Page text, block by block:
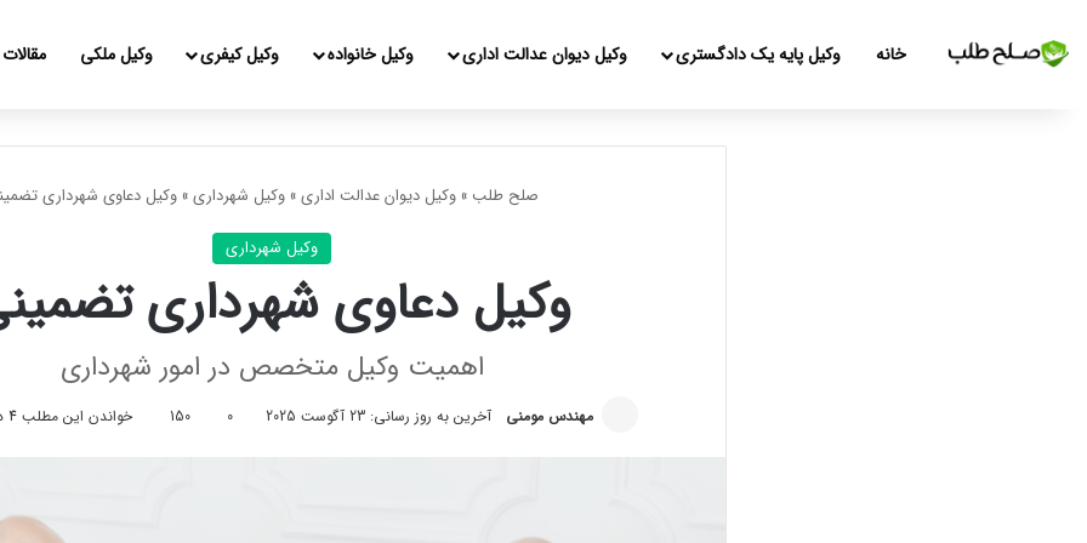
خانه وکیل پایه یک دادگستری وکیل دیوان عدالت اداری وکیل خانواده وکیل کیفری وکیل ملکی
صلح طلب » وکیل دیوان عدالت اداری» وکیل شهرداری» وکیل دعاوی شهرداری
وکیل شهرداری
وکیل دعاوی شهرداری
اهمیت وکیل متخصص در امور شهرداری
مهندس مومنی آخرین به روز رسانی: 23 آگوست 2025 0
150 خواندن این مطلب 4 دقیقه زمان میبرد